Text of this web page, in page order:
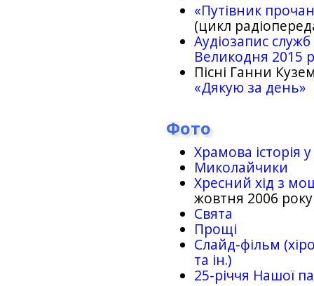
«Путівник
(цикл
Аудіозапис
Великодня 2015
Пісні Ганни
«Дякую за день»
Фото
Храмова історія
Миколайчики
Хресний хід з
жовтня 2006 року
Свята
Прощі
Слайд-фільм
та ін.)
25-рiччя Нашої